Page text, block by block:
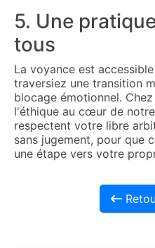
5. Une
tous
La voyance est
traversiez une transition
blocage émotionnel. Chez
l'éthique au cœur de
respectent votre libre
sans jugement, pour que
une étape vers votre